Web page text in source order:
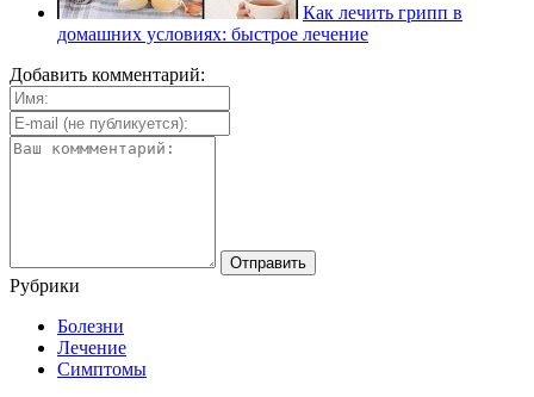
Как лечить грипп в
домашних условиях: быстрое лечение
Добавить комментарий:
Рубрики
Болезни
Лечение
Симптомы